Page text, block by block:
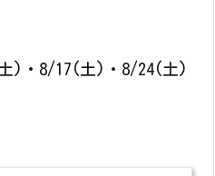
)・8/17(土)・8/24(土)